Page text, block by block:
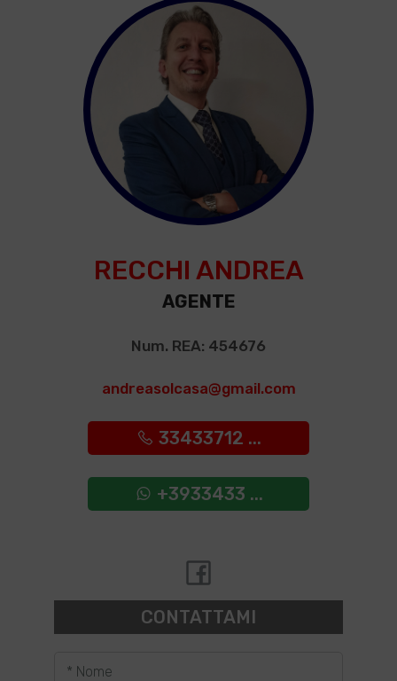
RECCHI ANDREA
AGENTE
Num. REA: 454676
andreasolcasa@gmail.com
33433712 ...
+3933433 ...
CONTATTAMI
* Nome